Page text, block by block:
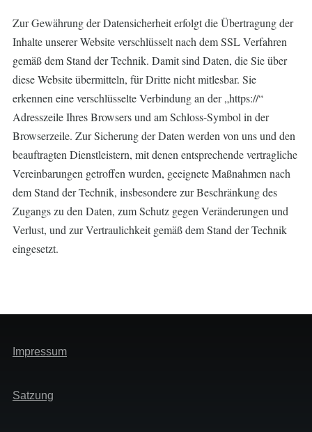
Zur Gewährung der Datensicherheit erfolgt die Übertragung der
Inhalte unserer Website verschlüsselt nach dem SSL Verfahren
gemäß dem Stand der Technik. Damit sind Daten, die Sie über
diese Website übermitteln, für Dritte nicht mitlesbar. Sie
erkennen eine verschlüsselte Verbindung an der „https://“
Adresszeile Ihres Browsers und am Schloss-Symbol in der
Browserzeile. Zur Sicherung der Daten werden von uns und den
beauftragten Dienstleistern, mit denen entsprechende vertragliche
Vereinbarungen getroffen wurden, geeignete Maßnahmen nach
dem Stand der Technik, insbesondere zur Beschränkung des
Zugangs zu den Daten, zum Schutz gegen Veränderungen und
Verlust, und zur Vertraulichkeit gemäß dem Stand der Technik
eingesetzt.
Main
navigation
1
Impressum
Main
navigation
Satzung